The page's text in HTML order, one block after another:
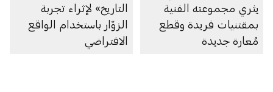
يثري مجموعته الفنية
بمقتنيات فريدة وقطع
مُعارة جديدة
التاريخ» لإثراء تجربة
الزوّار باستخدام الواقع
الافتراضي